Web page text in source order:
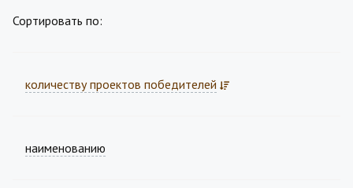
Сортировать по:
количеству проектов победителей
наименованию